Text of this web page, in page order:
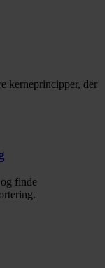
kerneprincipper, der
finde